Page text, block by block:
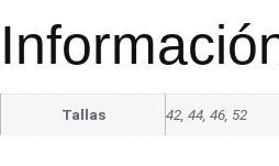
Tallas 42, 44, 46, 52